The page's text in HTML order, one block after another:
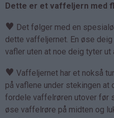
Dette er et vaffeljern med
♥ Det følger med en
dette vaffeljernet. En øse
vafler uten at noe deig tyter ut
♥ Vaffeljernet har et nokså
på vaflene under stekingen at
fordele vaffelrøren utover før
øse vaffelrøre på midten og